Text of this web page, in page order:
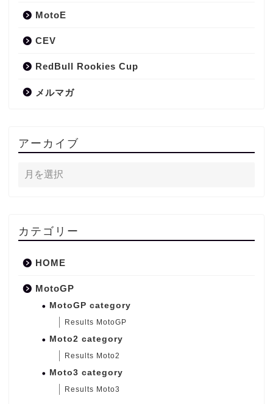
MotoE
CEV
RedBull Rookies Cup
メルマガ
アーカイブ
カテゴリー
HOME
MotoGP
MotoGP category
Results MotoGP
Moto2 category
Results Moto2
Moto3 category
Results Moto3